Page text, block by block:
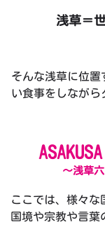
浅草＝
そんな浅草に位置
い食事をしなが
～浅草
ここでは、様々な
国境や宗教や言葉